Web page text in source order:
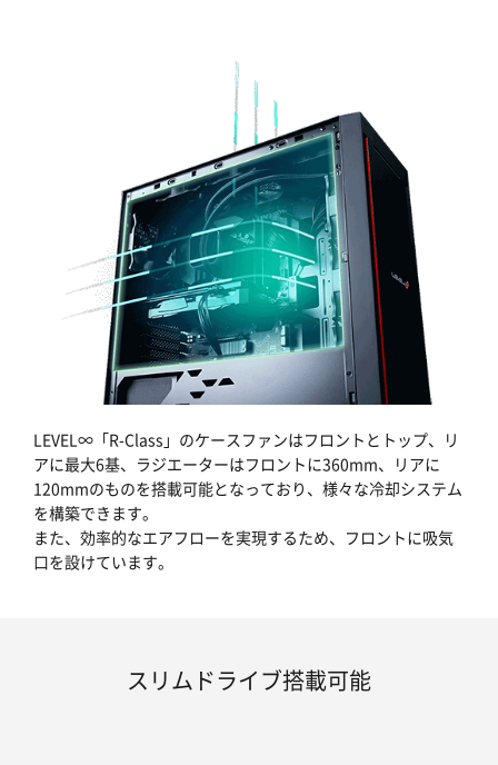
LEVEL∞「R-Class」のケースファンはフロントとトップ、リ
アに最大6基、ラジエーターはフロントに360mm、リアに
120mmのものを搭載可能となっており、様々な冷却システム
を構築できます。
また、効率的なエアフローを実現するため、フロントに吸気
口を設けています。
スリムドライブ搭載可能